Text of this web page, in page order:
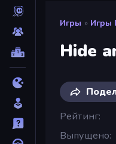
Игры » Игры
Hide
Рейтинг
Выпущено